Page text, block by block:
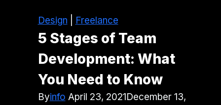
Design Freelance
5 Stages of Team
Development: What
You Need to Know
Byinfo April 23, 2021December 13,